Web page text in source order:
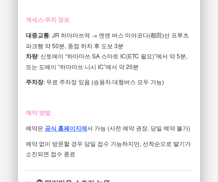
액세스·주차 정보
대중교통: JR 하마마쓰역 → 엔덴 버스 미야코다(都田)선 프루츠
파크행 약 50분, 종점 하차 후 도보 3분
차량: 신토메이 “하마마쓰 SA 스마트 IC(ETC 필요)”에서 약 5분,
또는 도메이 “하마마쓰 니시 IC”에서 약 20분
주차장: 무료 주차장 있음 (승용차·대형버스 모두 가능)
예약 방법
예약은 공식 홈페이지에서 가능 (사전 예약 권장, 당일 예약 불가)
예약 없이 방문할 경우 당일 접수 가능하지만, 선착순으로 딸기가
소진되면 접수 종료